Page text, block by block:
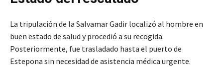
La tripulación de la Salvamar Gadir localizó al hombre en
buen estado de salud y procedió a su recogida.
Posteriormente, fue trasladado hasta el puerto de
Estepona sin necesidad de asistencia médica urgente.